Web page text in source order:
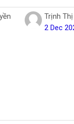
Trịnh
2 Dec